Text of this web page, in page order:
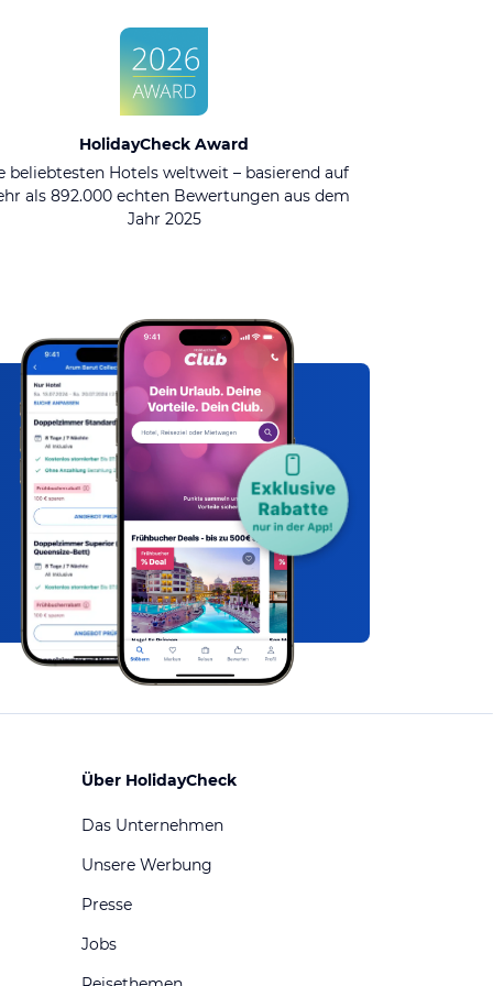
HolidayCheck Award
beliebtesten Hotels weltweit – basierend auf
als 892.000 echten Bewertungen aus dem
Jahr 2025
Über HolidayCheck
Das Unternehmen
Unsere Werbung
Presse
Jobs